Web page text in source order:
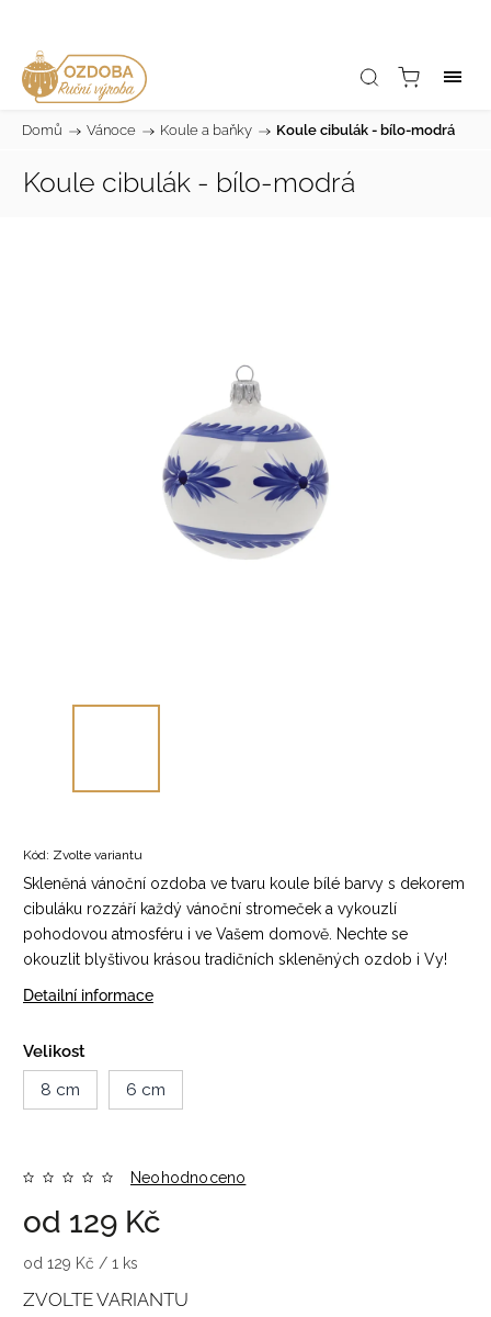
Domů / Vánoce / Koule a baňky / Koule cibulák - bílo-modrá
Koule cibulák - bílo-modrá
Kód: Zvolte variantu
Skleněná vánoční ozdoba ve tvaru koule bílé barvy s dekorem
cibuláku rozzáří každý vánoční stromeček a vykouzlí
pohodovou atmosféru i ve Vašem domově. Nechte se
okouzlit blyštivou krásou tradičních skleněných ozdob i Vy!
Detailní informace
Velikost
8 cm
6 cm
Neohodnoceno
od 129 Kč
od 129 Kč / 1 ks
ZVOLTE VARIANTU